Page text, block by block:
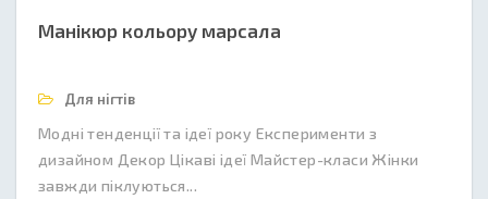
Манікюр кольору марсала
Для нігтів
Модні тенденції та ідеї року Експерименти з
дизайном Декор Цікаві ідеї Майстер-класи Жінки
завжди піклуються...